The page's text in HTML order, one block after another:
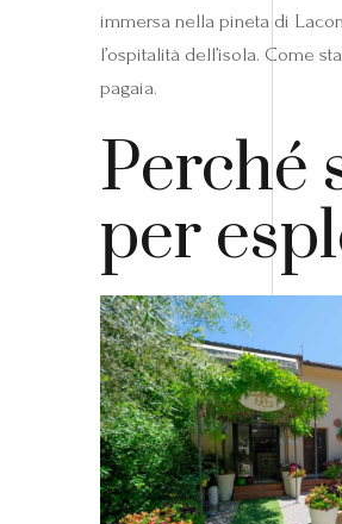
immersa nella pineta di
l’ospitalità dell’isola. Come
pagaia.
Perché
per